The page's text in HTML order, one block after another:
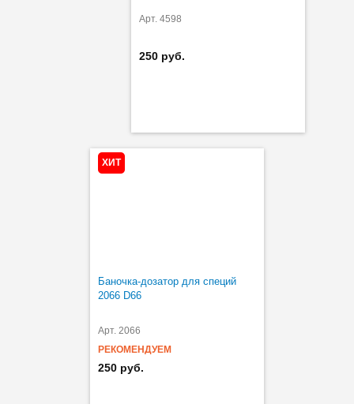
Арт. 4598
250 руб.
ХИТ
Баночка-дозатор для специй
2066 D66
Арт. 2066
РЕКОМЕНДУЕМ
250 руб.